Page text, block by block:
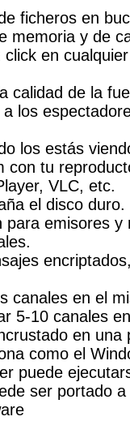
ficheros en
memoria y de
en
calidad de la
los
los estás
con tu
VLC, etc.
el disco duro.
emisores y
canales en el
5-10 canales
en una
como el
puede
ser portado